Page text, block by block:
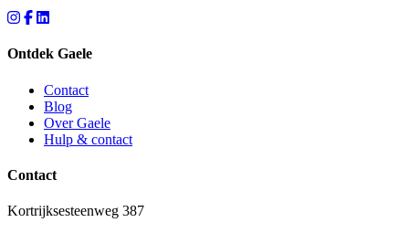
Ontdek Gaele
Contact
Blog
Over Gaele
Hulp & contact
Contact
Kortrijksesteenweg 387